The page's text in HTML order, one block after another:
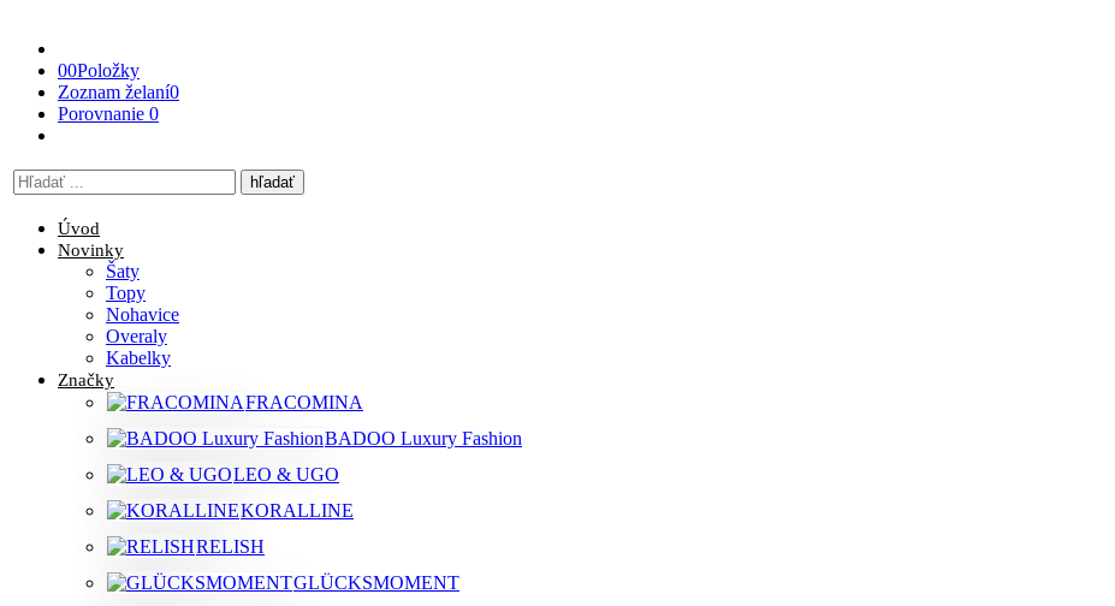
00Položky
Zoznam želaní0
Porovnanie 0
Vyhľadávanie
tu
Úvod
Novinky
Šaty
Topy
Nohavice
Overaly
Kabelky
Značky
FRACOMINA
BADOO Luxury Fashion
LEO & UGO
KORALLINE
RELISH
GLÜCKSMOMENT